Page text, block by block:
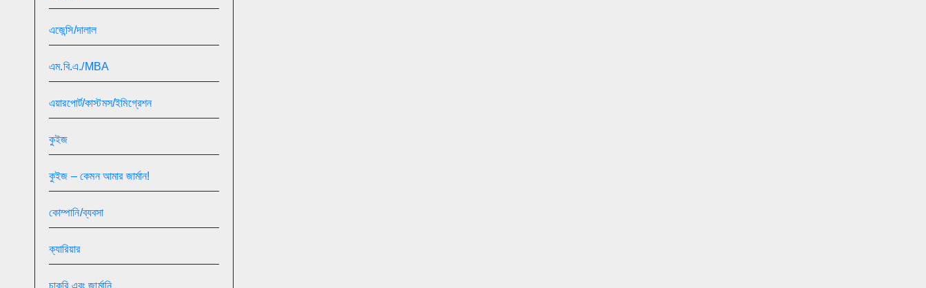
এজেন্সি/দালাল
এম.বি.এ./MBA
এয়ারপোর্ট/কাস্টমস/ইমিগ্রেশন
কুইজ
কুইজ – কেমন আমার জার্মান!
কোম্পানি/ব্যবসা
ক্যারিয়ার
চাকরি এবং জার্মানি